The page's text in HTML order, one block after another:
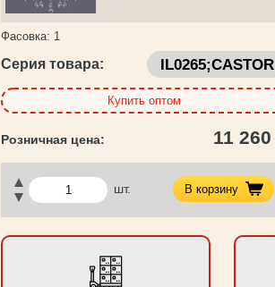
Фасовка: 1
Серия товара: IL0265;CASTOR
Купить оптом
11 260
шт. В корзину